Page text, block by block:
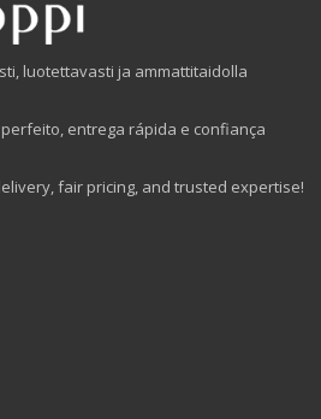
luotettavasti ja ammattitaidolla
entrega rápida e confiança
fair pricing, and trusted expertise!